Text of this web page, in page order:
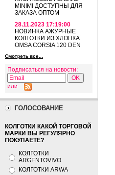
MINIMI ДОСТУПНЫ ДЛЯ
ЗАКАЗА ОПТОМ
28.11.2023 17:19:00
НОВИНКА АЖУРНЫЕ
КОЛГОТКИ ИЗ ХЛОПКА
OMSA CORSIA 120 DEN
Смотреть все...
Подписаться на новости:
или
ГОЛОСОВАНИЕ
КОЛГОТКИ КАКОЙ ТОРГОВОЙ
МАРКИ ВЫ РЕГУЛЯРНО
ПОКУПАЕТЕ?
КОЛГОТКИ
ARGENTOVIVO
КОЛГОТКИ ARWA